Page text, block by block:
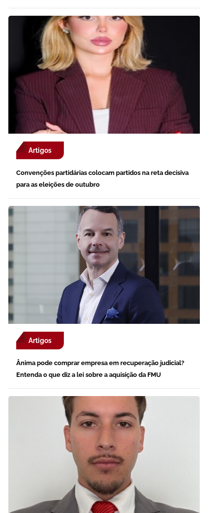
Artigos
Convenções partidárias colocam partidos na reta decisiva
para as eleições de outubro
Artigos
Ânima pode comprar empresa em recuperação judicial?
Entenda o que diz a lei sobre a aquisição da FMU